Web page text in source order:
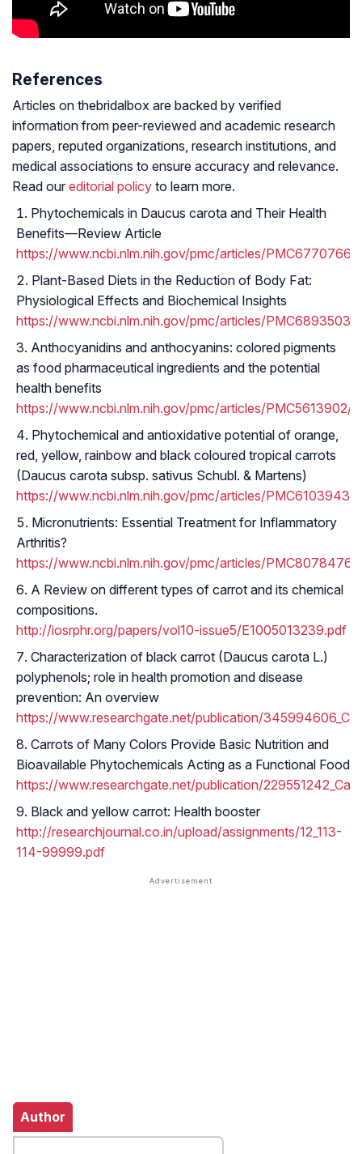
References
Articles on thebridalbox are backed by verified
information from peer-reviewed and academic research
papers, reputed organizations, research institutions, and
medical associations to ensure accuracy and relevance.
Read our editorial policy to learn more.
Phytochemicals in Daucus carota and Their Health
Benefits—Review Article
https://www.ncbi.nlm.nih.gov/pmc/articles/PMC6770766/
Plant-Based Diets in the Reduction of Body Fat:
Physiological Effects and Biochemical Insights
https://www.ncbi.nlm.nih.gov/pmc/articles/PMC6893503/
Anthocyanidins and anthocyanins: colored pigments
as food pharmaceutical ingredients and the potential
health benefits
https://www.ncbi.nlm.nih.gov/pmc/articles/PMC5613902/
Phytochemical and antioxidative potential of orange,
red, yellow, rainbow and black coloured tropical carrots
(Daucus carota subsp. sativus Schubl. & Martens)
https://www.ncbi.nlm.nih.gov/pmc/articles/PMC6103943/
Micronutrients: Essential Treatment for Inflammatory
Arthritis?
https://www.ncbi.nlm.nih.gov/pmc/articles/PMC8078476/
A Review on different types of carrot and its chemical
compositions.
http://iosrphr.org/papers/vol10-issue5/E1005013239.pdf
Characterization of black carrot (Daucus carota L.)
polyphenols; role in health promotion and disease
prevention: An overview
https://www.researchgate.net/publication/
Carrots of Many Colors Provide Basic Nutrition and
Bioavailable Phytochemicals Acting as a Functional Food
https://www.researchgate.net/publication/
Black and yellow carrot: Health booster
http://researchjournal.co.in/upload/assignments/12_113-
114-99999.pdf
Author